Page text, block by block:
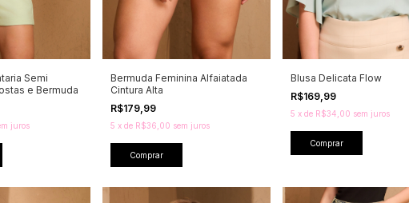
Semi
e Bermuda
juros
Bermuda Feminina Alfaiatada
Cintura Alta
R$179,99
5 x de R$36,00 sem juros
Comprar
Blusa Delicata Flow
R$169,99
5 x de R$34,00 sem juros
Comprar